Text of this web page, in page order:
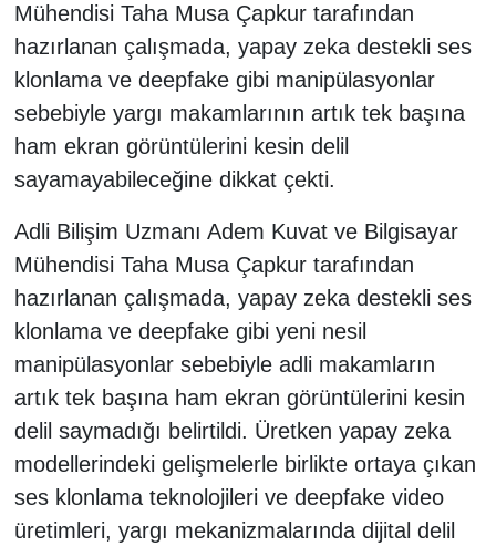
Mühendisi Taha Musa Çapkur tarafından
hazırlanan çalışmada, yapay zeka destekli ses
klonlama ve deepfake gibi manipülasyonlar
sebebiyle yargı makamlarının artık tek başına
ham ekran görüntülerini kesin delil
sayamayabileceğine dikkat çekti.
Adli Bilişim Uzmanı Adem Kuvat ve Bilgisayar
Mühendisi Taha Musa Çapkur tarafından
hazırlanan çalışmada, yapay zeka destekli ses
klonlama ve deepfake gibi yeni nesil
manipülasyonlar sebebiyle adli makamların
artık tek başına ham ekran görüntülerini kesin
delil saymadığı belirtildi. Üretken yapay zeka
modellerindeki gelişmelerle birlikte ortaya çıkan
ses klonlama teknolojileri ve deepfake video
üretimleri, yargı mekanizmalarında dijital delil